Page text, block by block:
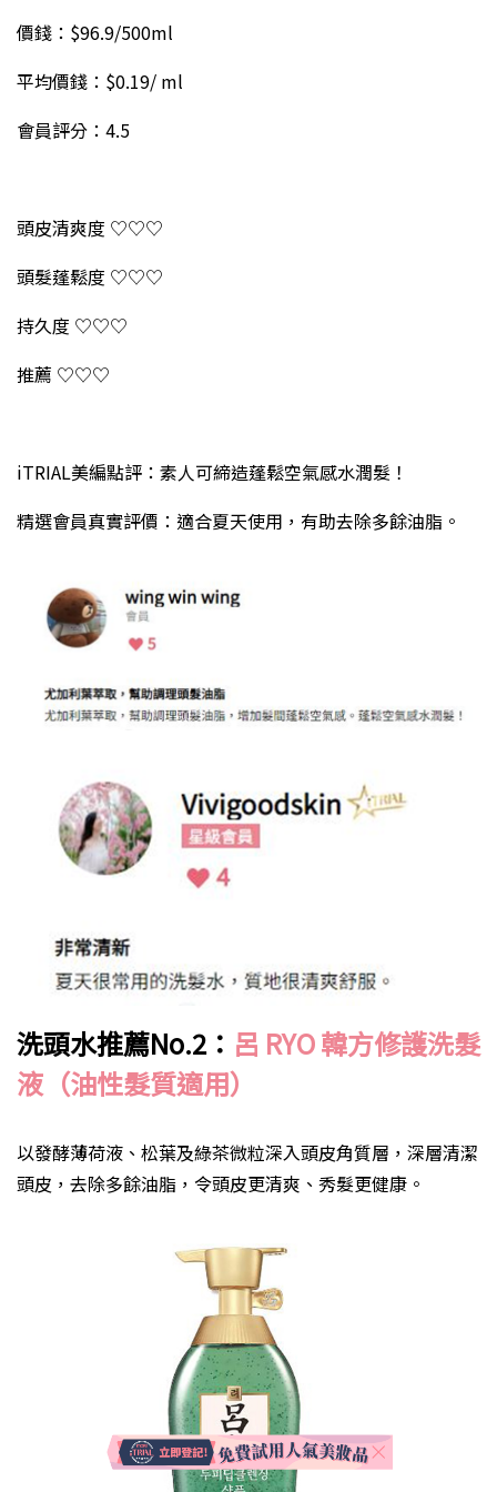
價錢：$96.9/500ml
平均價錢：$0.19/ ml
會員評分：4.5
頭皮清爽度 ♡♡♡
頭髮蓬鬆度 ♡♡♡
持久度 ♡♡♡
推薦 ♡♡♡
iTRIAL美編點評：素人可締造蓬鬆空氣感水潤髮！
精選會員真實評價：適合夏天使用，有助去除多餘油脂。
洗頭水推薦No.2： 呂 RYO韓方修護洗髮
液（油性髮質適用）
以發酵薄荷液、松葉及綠茶微粒深入頭皮角質層，深層清潔
頭皮，去除多餘油脂，令頭皮更清爽、秀髮更健康。